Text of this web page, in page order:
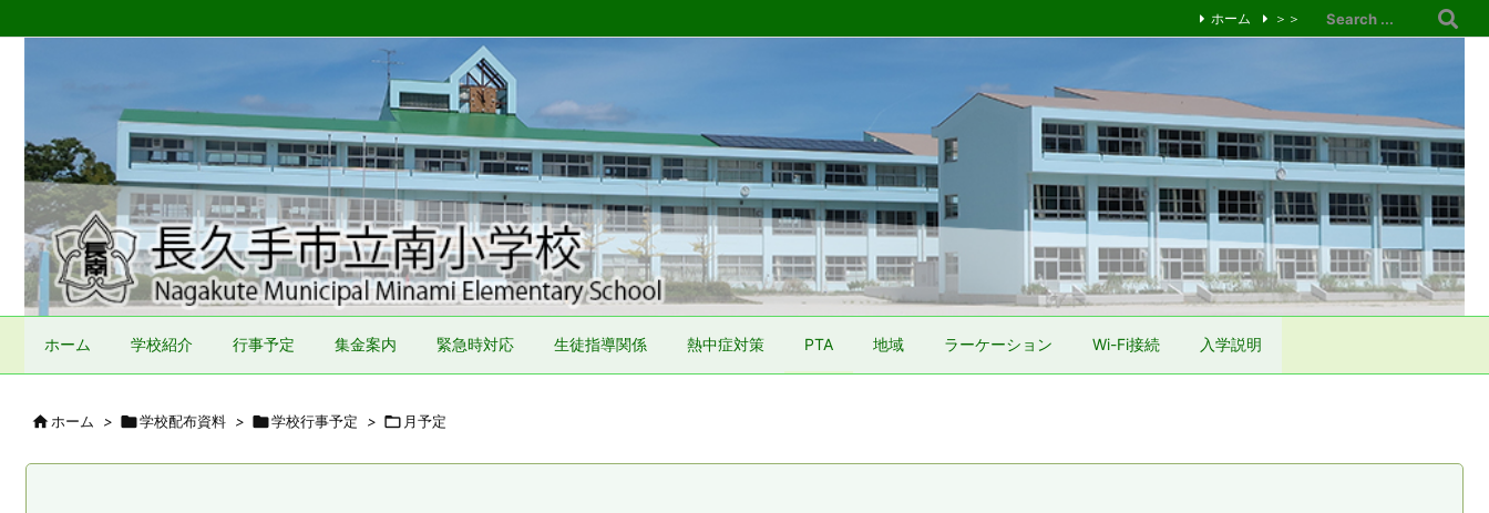
ホーム 学校紹介 行事予定 集金案内 緊急時対応 生徒指導関係 熱中症対策 PTA 地域 ラーケーション Wi-Fi接続 入学説明
ホーム ＞＞
ホーム > 学校配布資料 > 学校行事予定 >  月予定